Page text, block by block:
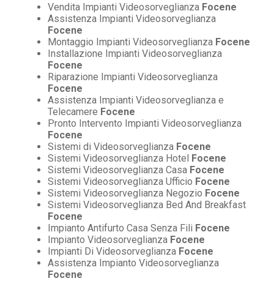
Vendita Impianti Videosorveglianza Focene
Assistenza Impianti Videosorveglianza
Focene
Montaggio Impianti Videosorveglianza Focene
Installazione Impianti Videosorveglianza
Focene
Riparazione Impianti Videosorveglianza
Focene
Assistenza Impianti Videosorveglianza e
Telecamere Focene
Pronto Intervento Impianti Videosorveglianza
Focene
Sistemi di Videosorveglianza Focene
Sistemi Videosorveglianza Hotel Focene
Sistemi Videosorveglianza Casa Focene
Sistemi Videosorveglianza Ufficio Focene
Sistemi Videosorveglianza Negozio Focene
Sistemi Videosorveglianza Bed And Breakfast
Focene
Impianto Antifurto Casa Senza Fili Focene
Impianto Videosorveglianza Focene
Impianti Di Videosorveglianza Focene
Assistenza Impianto Videosorveglianza
Focene